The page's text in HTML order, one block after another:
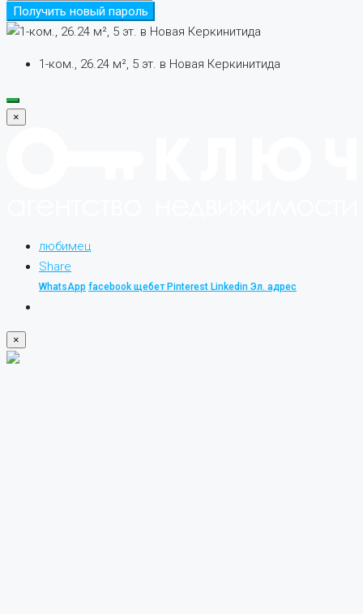
Получить новый пароль
1-ком., 26.24 м², 5 эт. в Новая Керкинитида
×
любимец
Share
WhatsApp facebook щебет Pinterest Linkedin Эл. адрес
×